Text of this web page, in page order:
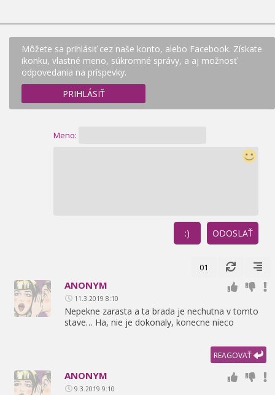
Môžete sa prihlásiť cez naše konto, alebo Facebook. Získate
ikonku, vlastné meno, súkromné správy, a aj možnosť
odpovedania na príspevky.
PRIHLÁSIŤ
Meno:
ODOSLAŤ
:)
01
ANONYM
11.3.2019 8:10
Nepekne zarasta a ta brada je nechutna v tomto
stave… Ha, nie je dokonaly, konecne nieco
REAGOVAŤ
ANONYM
9.3.2019 9:10